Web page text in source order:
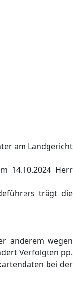
am Landgericht
14.10.2024 Herr
trägt die
anderem wegen
Verfolgten pp.
bei der